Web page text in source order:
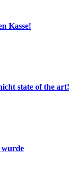
Kasse!
state of the art!
wurde